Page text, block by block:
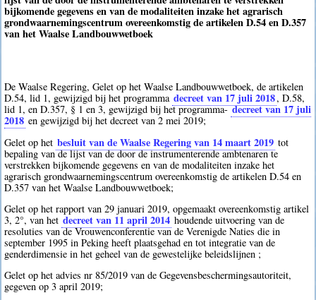
bijkomende gegevens en van de modaliteiten inzake het agrarisch
grondwaarnemingscentrum overeenkomstig de artikelen D.54 en D.357
van het Waalse Landbouwwetboek
De Waalse Regering, Gelet op het Waalse Landbouwwetboek, de artikelen
D.54, lid 1, gewijzigd bij het programma decreet van 17 juli 2018, D.58,
lid 1, en D.357, § 1 en 3, gewijzigd bij het programma-decreet van 17 juli
2018 en gewijzigd bij het decreet van 2 mei 2019;
Gelet op het besluit van de Waalse Regering van 14 maart 2019 tot
bepaling van de lijst van de door de instrumenterende ambtenaren te
verstrekken bijkomende gegevens en van de modaliteiten inzake het
agrarisch grondwaarnemingscentrum overeenkomstig de artikelen D.54 en
D.357 van het Waalse Landbouwwetboek;
Gelet op het rapport van 29 januari 2019, opgemaakt overeenkomstig artikel
3, 2°, van het decreet van 11 april 2014 houdende uitvoering van de
resoluties van de Vrouwenconferentie van de Verenigde Naties die in
september 1995 in Peking heeft plaatsgehad en tot integratie van de
genderdimensie in het geheel van de gewestelijke beleidslijnen ;
Gelet op het advies nr 85/2019 van de Gegevensbeschermingsautoriteit,
gegeven op 3 april 2019;